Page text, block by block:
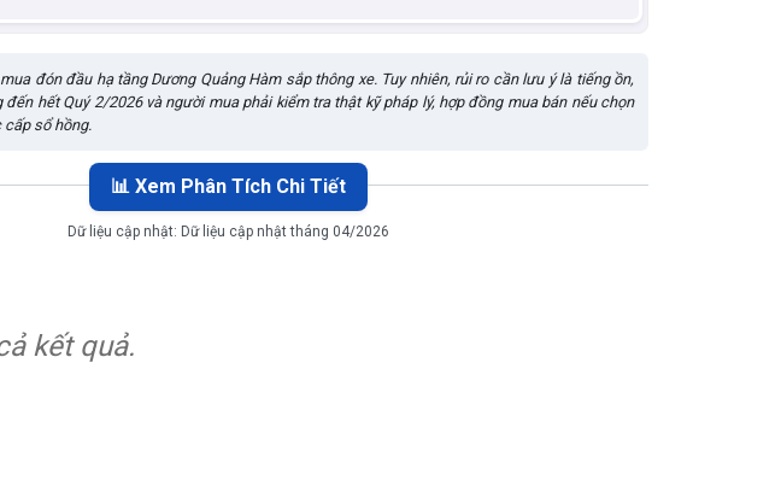
đón đầu hạ tầng Dương Quảng Hàm sắp thông xe. Tuy nhiên, rủi ro cần lưu ý là tiếng ồn,
đến hết Quý 2/2026 và người mua phải kiểm tra thật kỹ pháp lý, hợp đồng mua bán nếu chọn
sổ hồng.
📊 Xem Phân Tích Chi Tiết
Dữ liệu cập nhật: Dữ liệu cập nhật tháng 04/2026
kết quả.